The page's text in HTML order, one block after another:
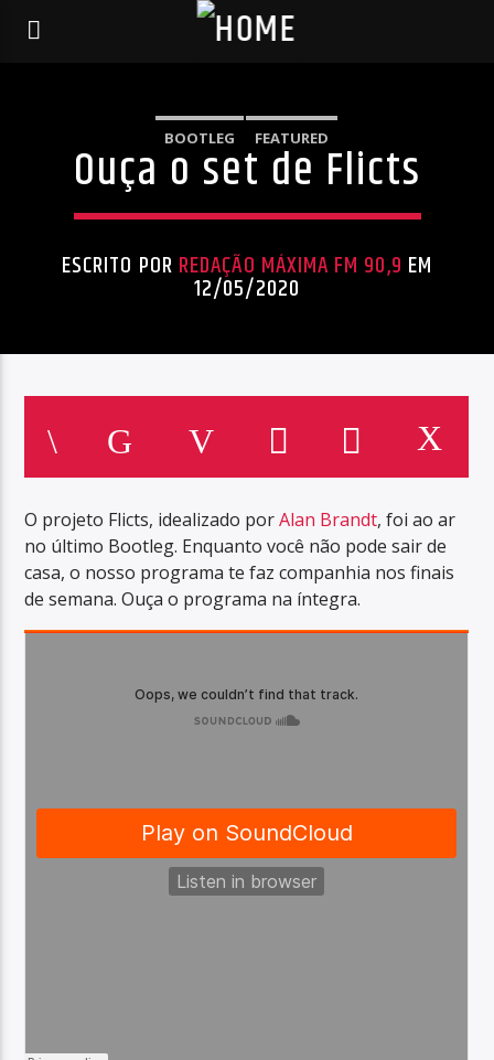
BOOTLEG FEATURED
Ouça o set de Flicts
ESCRITO POR REDAÇÃO MÁXIMA FM 90,9 EM
12/05/2020
O projeto Flicts, idealizado porAlan Brandt, foi ao ar
no último Bootleg. Enquanto você não pode sair de
casa, o nosso programa te faz companhia nos finais
de semana. Ouça o programa na íntegra.